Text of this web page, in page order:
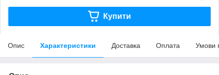
Купити
Опис Характеристики Доставка Оплата Умови